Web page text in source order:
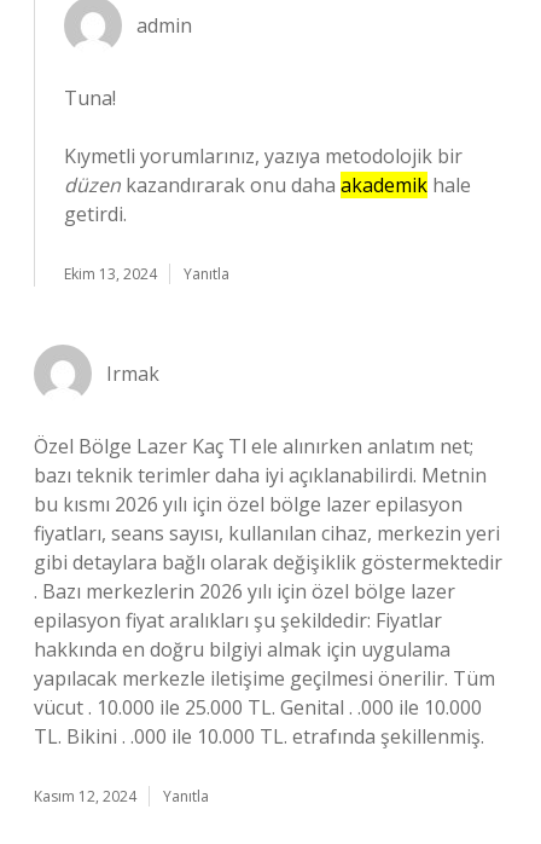
admin
Tuna!
Kıymetli yorumlarınız, yazıya metodolojik bir
düzen kazandırarak onu daha akademik hale
getirdi.
Ekim 13, 2024 Yanıtla
Irmak
Özel Bölge Lazer Kaç Tl ele alınırken anlatım net;
bazı teknik terimler daha iyi açıklanabilirdi. Metnin
bu kısmı 2026 yılı için özel bölge lazer epilasyon
fiyatları, seans sayısı, kullanılan cihaz, merkezin yeri
gibi detaylara bağlı olarak değişiklik göstermektedir
. Bazı merkezlerin 2026 yılı için özel bölge lazer
epilasyon fiyat aralıkları şu şekildedir: Fiyatlar
hakkında en doğru bilgiyi almak için uygulama
yapılacak merkezle iletişime geçilmesi önerilir. Tüm
vücut . 10.000 ile 25.000 TL. Genital . .000 ile 10.000
TL. Bikini . .000 ile 10.000 TL. etrafında şekillenmiş.
Kasım 12, 2024 Yanıtla